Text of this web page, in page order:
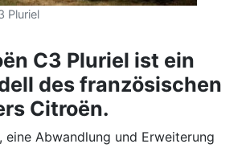
Pluriel
C3 Pluriel ist ein
des französischen
Citroën.
eine Abwandlung und Erweiterung